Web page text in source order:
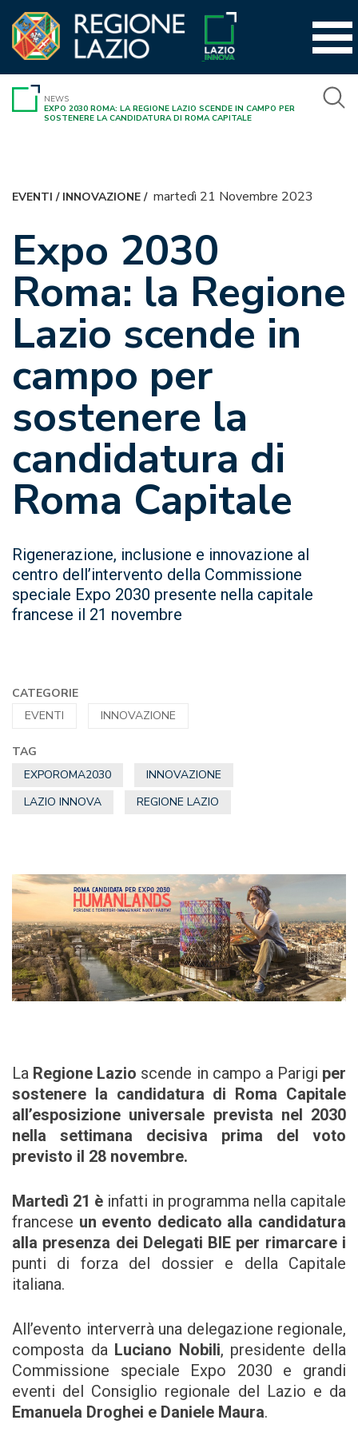
contenuto
NEWS
EXPO 2030 ROMA: LA REGIONE LAZIO SCENDE IN CAMPO PER
SOSTENERE LA CANDIDATURA DI ROMA CAPITALE
EVENTI / INNOVAZIONE/ martedì 21 Novembre 2023
Expo 2030
Roma: la Regione
Lazio scende in
campo per
sostenere la
candidatura di
Roma Capitale
Rigenerazione, inclusione e innovazione al
centro dell’intervento della Commissione
speciale Expo 2030 presente nella capitale
francese il 21 novembre
CATEGORIE
EVENTI
INNOVAZIONE
TAG
EXPOROMA2030
INNOVAZIONE
LAZIO INNOVA
REGIONE LAZIO
La Regione Lazio scende in campo a Parigi per
sostenere la candidatura di Roma Capitale
all’esposizione universale prevista nel 2030
nella settimana decisiva prima del voto
previsto il 28 novembre.
Martedì 21 è infatti in programma nella capitale
francese un evento dedicato alla candidatura
alla presenza dei Delegati BIE per rimarcare i
punti di forza del dossier e della Capitale
italiana.
All’evento interverrà una delegazione regionale,
composta da Luciano Nobili, presidente della
Commissione speciale Expo 2030 e grandi
eventi del Consiglio regionale del Lazio e da
Emanuela Droghei e Daniele Maura.